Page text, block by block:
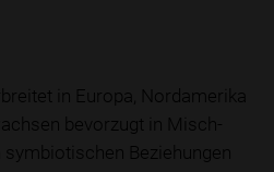
in Europa, Nordamerika
bevorzugt in Misch-
Beziehungen